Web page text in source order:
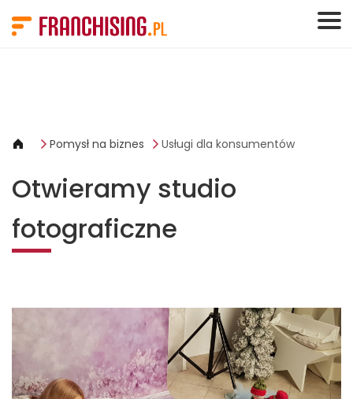
Pomysł na biznes Usługi dla konsumentów
Otwieramy studio
fotograficzne